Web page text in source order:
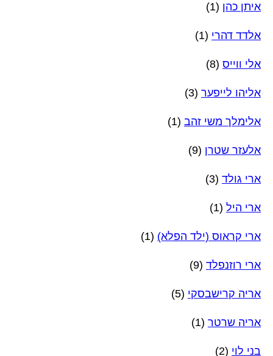
איתן כהן (1)
אלדד דהרי (1)
אלי ווייס (8)
אליהו לייפער (3)
אלימלך משי זהב (1)
אלעזר שטרן (9)
ארי גולד (3)
ארי היל (1)
ארי קראוס (ילד הפלא) (1)
ארי רוזנפלד (9)
אריה קרישבסקי (5)
אריה שרטר (1)
בני לוי (2)